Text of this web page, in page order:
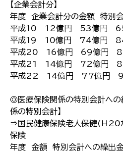
【企業会計分】
年度 企業会計分の金額 特別
平成10 12億円 53億円
平成19 10億円 74億円
平成20 16億円 69億円
平成21 14億円 72億円
平成22 14億円 77億円
◎医療保険関係の特別会計への
係の特別会計】
⇒国民健康保険老人保健(H20
保険
年度 金額 特別会計への繰出